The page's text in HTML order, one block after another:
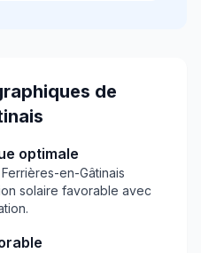
de
optimale
Ferrières-en-Gâtinais
solaire favorable avec